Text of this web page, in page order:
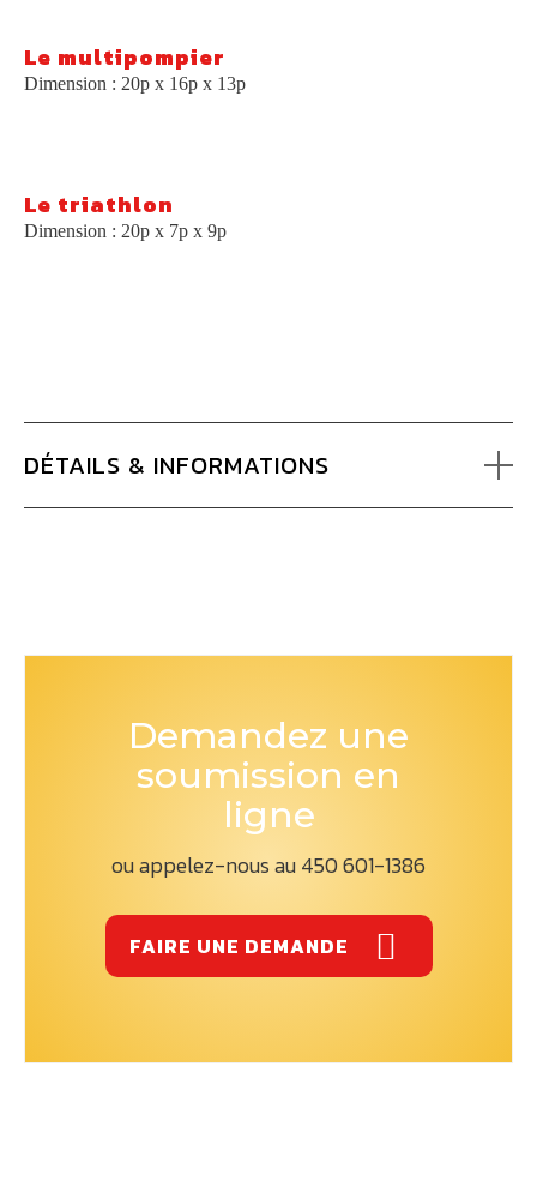
Le multipompier
Dimension : 20p x 16p x 13p
Le triathlon
Dimension : 20p x 7p x 9p
DÉTAILS & INFORMATIONS
Demandez une
soumission en
ligne
ou appelez-nous au 450 601-1386
FAIRE UNE DEMANDE